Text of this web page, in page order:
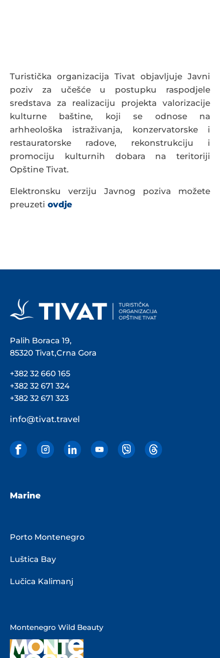
Turistička organizacija Tivat objavljuje Javni
poziv za učešće u postupku raspodjele
sredstava za realizaciju projekta valorizacije
kulturne baštine, koji se odnose na
arhheološka istraživanja, konzervatorske i
restauratorske radove, rekonstrukciju i
promociju kulturnih dobara na teritoriji
Opštine Tivat.
Elektronsku verziju Javnog poziva možete
preuzeti ovdje
Palih Boraca 19,
85320 Tivat,Crna Gora
+382 32 660 165
+382 32 671 324
+382 32 671 323
info@tivat.travel
Marine
Porto Montenegro
Luštica Bay
Lučica Kalimanj
Montenegro Wild Beauty